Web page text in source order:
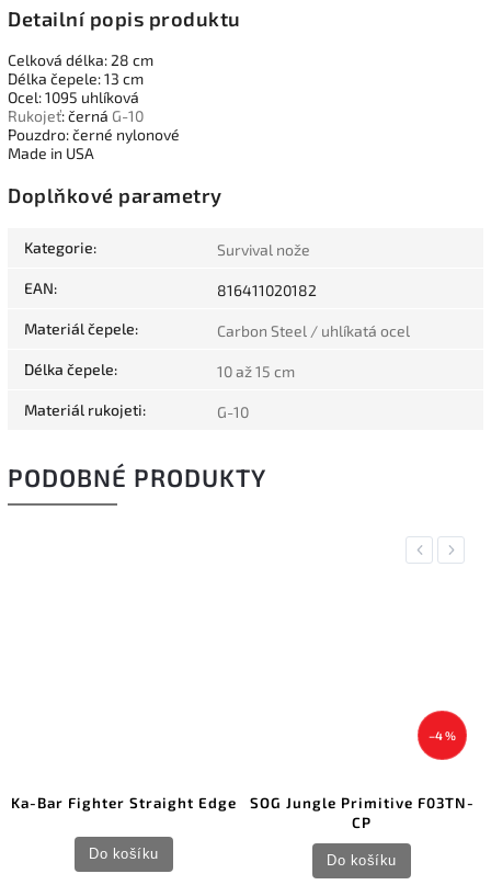
Detailní popis produktu
Celková délka: 28 cm
Délka čepele: 13 cm
Ocel: 1095 uhlíková
Rukojeť: černá G-10
Pouzdro: černé nylonové
Made in USA
Doplňkové parametry
Kategorie: Survival nože
EAN: 816411020182
Materiál čepele: Carbon Steel / uhlíkatá ocel
Délka čepele: 10 až 15 cm
Materiál rukojeti: G-10
PODOBNÉ PRODUKTY
Previous
Ka-Bar Fighter Straight Edge
Do košíku
–4 %
SOG Jungle Primitive F03TN-
CP
Do košíku
Next